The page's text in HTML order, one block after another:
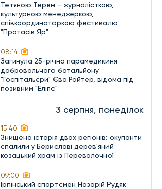
Тетяною Терен – журналісткою,
культурною менеджеркою,
співкоординаторкою фестивалю
"Протасів Яр"
08:14
Загинула 25-річна парамедикиня
добровольчого батальйону
"Госпітальєри" Єва Ройтер, відома під
позивним "Еліпс"
3 серпня, понеділок
15:40
Знищена історія двох регіонів: окупанти
спалили у Бериславі дерев'яний
козацький храм із Переволочної
09:00
Ірпінський спортсмен Назарій Рудяк